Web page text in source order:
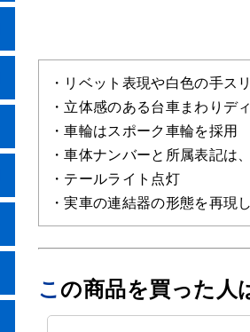
・リベット表現や白色の手ス
・立体感のある台車まわりデ
・車輪はスポーク車輪を採用
・車体ナンバーと所属表記は
・テールライト点灯
・実車の連結器の形態を再現
この商品を買った